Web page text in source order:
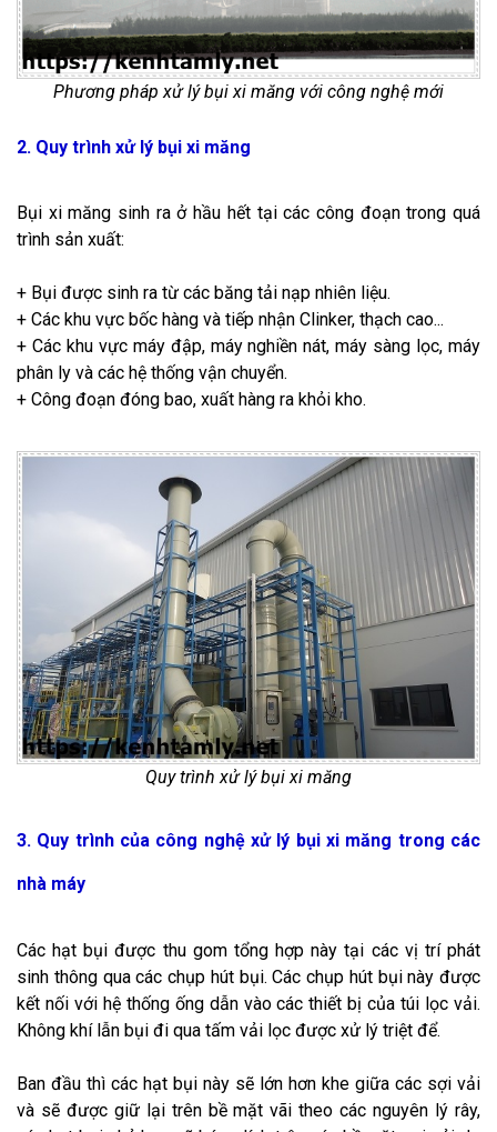
Phương pháp xử lý bụi xi măng với công nghệ mới
2. Quy trình xử lý bụi xi măng
Bụi xi măng sinh ra ở hầu hết tại các công đoạn trong quá
trình sản xuất:
+ Bụi được sinh ra từ các băng tải nạp nhiên liệu.
+ Các khu vực bốc hàng và tiếp nhận Clinker, thạch cao...
+ Các khu vực máy đập, máy nghiền nát, máy sàng lọc, máy
phân ly và các hệ thống vận chuyển.
+ Công đoạn đóng bao, xuất hàng ra khỏi kho.
Quy trình xử lý bụi xi măng
3. Quy trình của công nghệ xử lý bụi xi măng trong các
nhà máy
Các hạt bụi được thu gom tổng hợp này tại các vị trí phát
sinh thông qua các chụp hút bụi. Các chụp hút bụi này được
kết nối với hệ thống ống dẫn vào các thiết bị của túi lọc vải.
Không khí lẫn bụi đi qua tấm vải lọc được xử lý triệt để.
Ban đầu thì các hạt bụi này sẽ lớn hơn khe giữa các sợi vải
và sẽ được giữ lại trên bề mặt vãi theo các nguyên lý rây,